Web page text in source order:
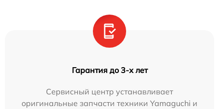
Гарантия до 3-х лет
Сервисный центр устанавливает
оригинальные запчасти техники Yamaguchi и